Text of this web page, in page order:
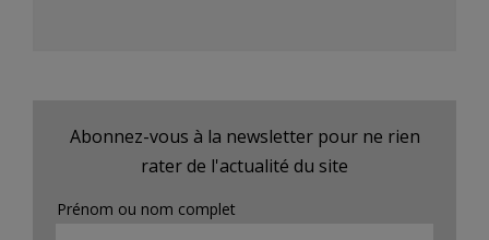
Abonnez-vous à la newsletter pour ne rien
rater de l'actualité du site
Prénom ou nom complet